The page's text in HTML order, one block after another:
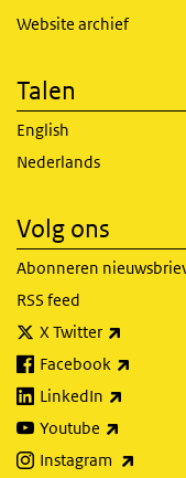
Website archief
Talen
English
Nederlands
Volg ons
Abonneren
RSS feed
X Twitter
Facebook
LinkedIn
Youtube
Instagram